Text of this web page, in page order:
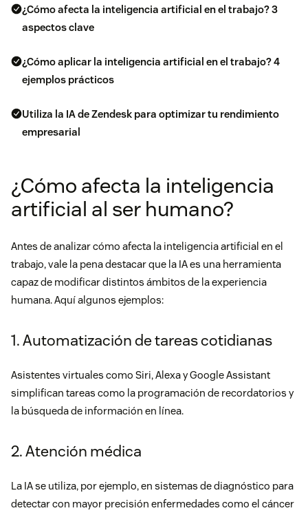
¿Cómo afecta la inteligencia artificial en el trabajo? 3
aspectos clave
¿Cómo aplicar la inteligencia artificial en el trabajo? 4
ejemplos prácticos
Utiliza la IA de Zendesk para optimizar tu rendimiento
empresarial
¿Cómo afecta la inteligencia
artificial al ser humano?
Antes de analizar cómo afecta la inteligencia artificial en el
trabajo, vale la pena destacar que la IA es una herramienta
capaz de modificar distintos ámbitos de la experiencia
humana. Aquí algunos ejemplos:
1. Automatización de tareas cotidianas
Asistentes virtuales como Siri, Alexa y Google Assistant
simplifican tareas como la programación de recordatorios y
la búsqueda de información en línea.
2. Atención médica
La IA se utiliza, por ejemplo, en sistemas de diagnóstico para
detectar con mayor precisión enfermedades como el cáncer